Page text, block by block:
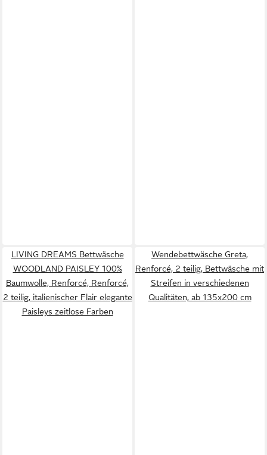
LIVING DREAMS Bettwäsche
WOODLAND PAISLEY 100%
Baumwolle, Renforcé, Renforcé,
2 teilig, italienischer Flair elegante
Paisleys zeitlose Farben
Wendebettwäsche Greta,
Renforcé, 2 teilig, Bettwäsche mit
Streifen in verschiedenen
Qualitäten, ab 135x200 cm